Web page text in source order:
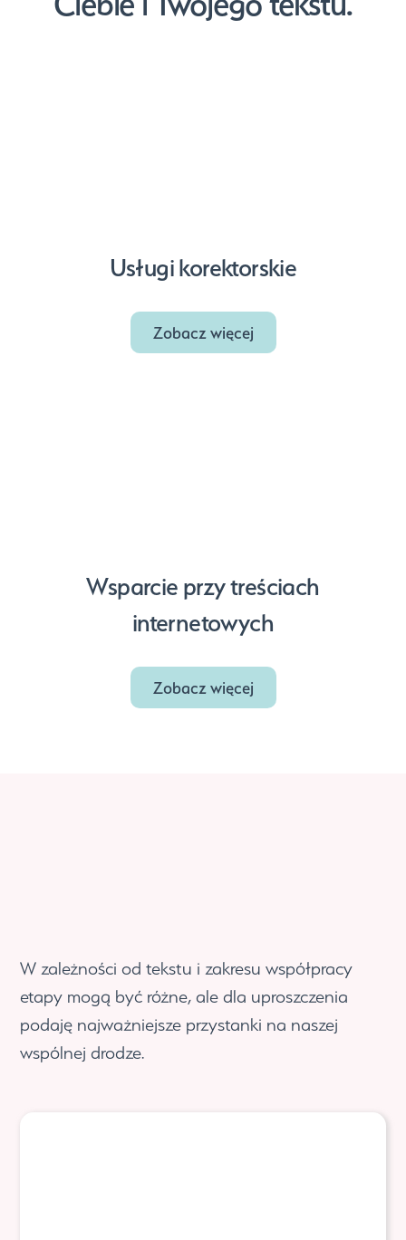
Usługi korektorskie
Zobacz więcej
Wsparcie przy treściach
internetowych
Zobacz więcej
W zależności od tekstu i zakresu współpracy
etapy mogą być różne, ale dla uproszczenia
podaję najważniejsze przystanki na naszej
wspólnej drodze.